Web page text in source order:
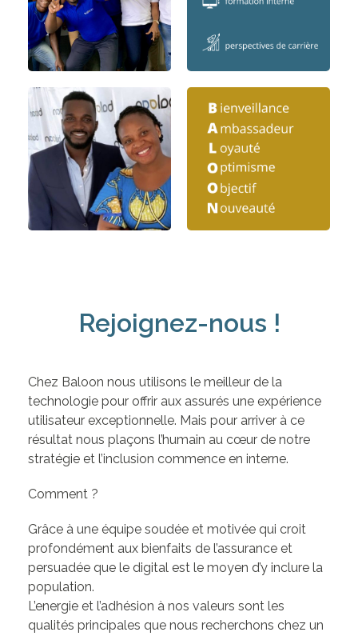
Rejoignez-nous !
Chez Baloon nous utilisons le meilleur de la
technologie pour offrir aux assurés une expérience
utilisateur exceptionnelle. Mais pour arriver à ce
résultat nous plaçons l’humain au cœur de notre
stratégie et l’inclusion commence en interne.
Comment ?
Grâce à une équipe soudée et motivée qui croit
profondément aux bienfaits de l’assurance et
persuadée que le digital est le moyen d’y inclure la
population.
L’energie et l’adhésion à nos valeurs sont les
qualités principales que nous recherchons chez un